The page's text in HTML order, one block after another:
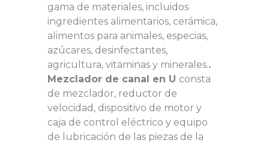
gama de materiales, incluidos
ingredientes alimentarios, cerámica,
alimentos para animales, especias,
azúcares, desinfectantes,
agricultura, vitaminas y minerales..
Mezclador de canal en U consta
de mezclador, reductor de
velocidad, dispositivo de motor y
caja de control eléctrico y equipo
de lubricación de las piezas de la